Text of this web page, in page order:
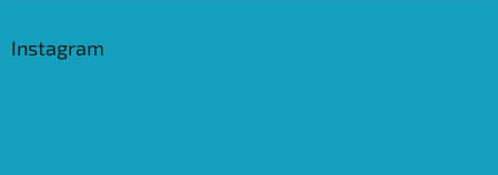
Instagram